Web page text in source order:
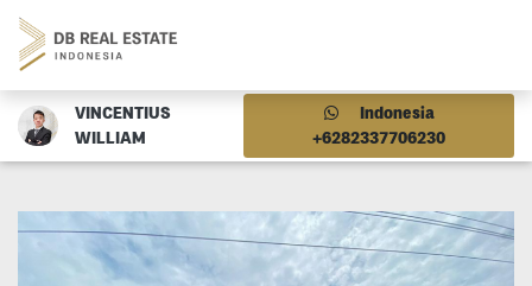
VINCENTIUS
WILLIAM
Indonesia
+6282337706230